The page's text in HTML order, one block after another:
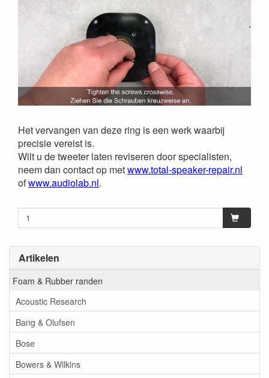
Artikelen
Foam & Rubber randen
Acoustic Research
Bang & Olufsen
Bose
Bowers & Wilkins
Het vervangen van deze ring is een werk waarbij
precisie vereist is.
Wilt u de tweeter laten reviseren door specialisten,
neem dan contact op metwww.total-speaker-repair.nl
ofwww.audiolab.nl.